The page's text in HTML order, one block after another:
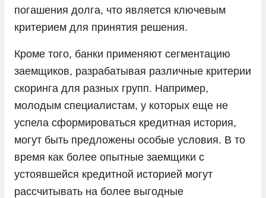
погашения долга, что является ключевым
критерием для принятия решения.
Кроме того, банки применяют сегментацию
заемщиков, разрабатывая различные критерии
скоринга для разных групп. Например,
молодым специалистам, у которых еще не
успела сформироваться кредитная история,
могут быть предложены особые условия. В то
время как более опытные заемщики с
устоявшейся кредитной историей могут
рассчитывать на более выгодные